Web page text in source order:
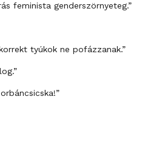
feminista genderszörnyeteg.”
tyúkok ne pofázzanak.”